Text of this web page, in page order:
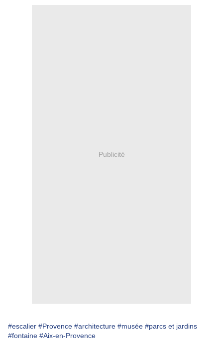
Publicité
#escalier #Provence #architecture #musée #parcs et jardins
#fontaine #Aix-en-Provence